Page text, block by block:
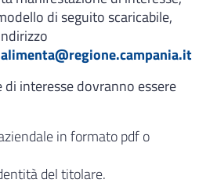
di seguito scaricabile,
interesse dovranno essere
in formato pdf o
del titolare.